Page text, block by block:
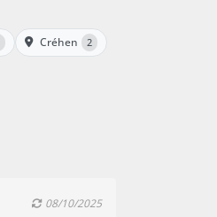
Créhen 2
08/10/2025